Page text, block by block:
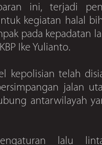
ini, terjadi
kegiatan halal
pada kepadatan
Ike Yulianto.
kepolisian telah
jalan
antarwilayah
lalu